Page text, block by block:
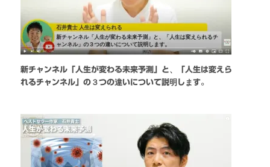
新チャンネル「人生が変わる未来予測」と、「人生は変えら
れるチャンネル」の３つの違いについて説明します。